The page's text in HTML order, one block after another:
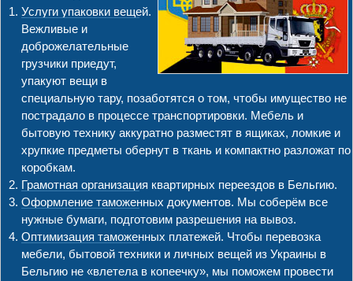
Услуги упаковки вещей.
Вежливые и
доброжелательные
грузчики приедут,
упакуют вещи в
специальную тару, позаботятся о том, чтобы имущество не
пострадало в процессе транспортировки. Мебель и
бытовую технику аккуратно разместят в ящиках, ломкие и
хрупкие предметы обернут в ткань и компактно разложат по
коробкам.
Грамотная организация квартирных переездов в Бельгию.
Оформление таможенных документов. Мы соберём все
нужные бумаги, подготовим разрешения на вывоз.
Оптимизация таможенных платежей. Чтобы перевозка
мебели, бытовой техники и личных вещей из Украины в
Бельгию не «влетела в копеечку», мы поможем провести